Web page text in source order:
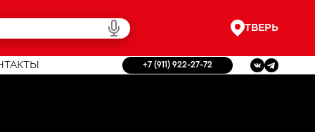
ТВЕРЬ
+7 (911) 922-27-72